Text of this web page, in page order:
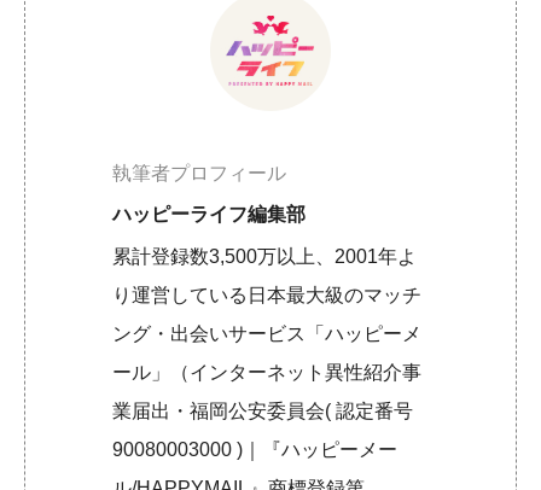
執筆者プロフィール
ハッピーライフ編集部
累計登録数3,500万以上、2001年よ
り運営している日本最大級のマッチ
ング・出会いサービス「ハッピーメ
ール」（インターネット異性紹介事
業届出・福岡公安委員会( 認定番号
90080003000 )｜『ハッピーメー